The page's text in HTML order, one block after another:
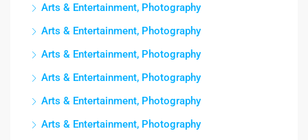
Arts & Entertainment, Photography
Arts & Entertainment, Photography
Arts & Entertainment, Photography
Arts & Entertainment, Photography
Arts & Entertainment, Photography
Arts & Entertainment, Photography